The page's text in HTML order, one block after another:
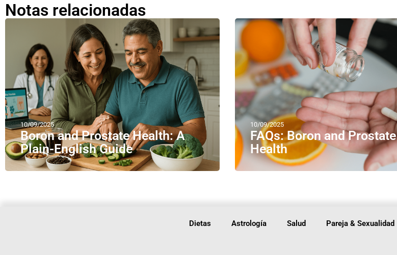
Notas relacionadas
10/09/2025
Boron and Prostate Health: A
Plain-English Guide
10/09/2025
FAQs: Boron and Prostate
Health
Dietas Astrología Salud Pareja & Sexualidad